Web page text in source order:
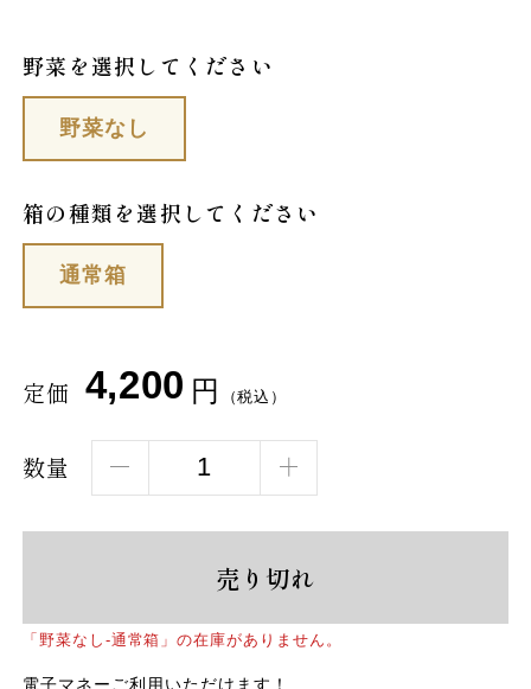
野菜を選択してください
野菜なし
箱の種類を選択してください
通常箱
定価 4,200 円 （税込）
数量
売り切れ
「野菜なし-通常箱」の在庫がありません。
電子マネーご利用いただけます！